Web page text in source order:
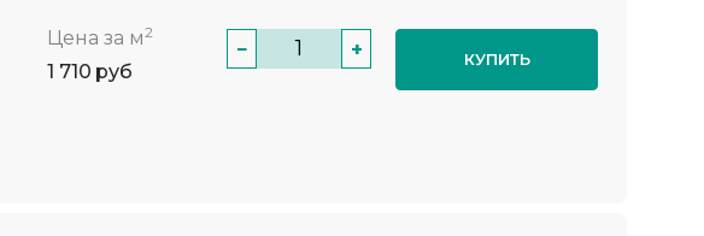
Цена за м2
1 710 руб
− + КУПИТЬ